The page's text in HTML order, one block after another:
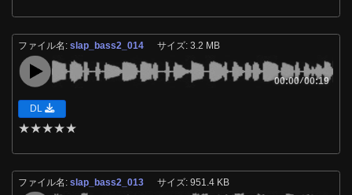
ファイル名:slap_bass2_014 サイズ: 3.2 MB
00:00/00:19
DL
★★★★★
ファイル名:slap_bass2_013 サイズ: 951.4 KB